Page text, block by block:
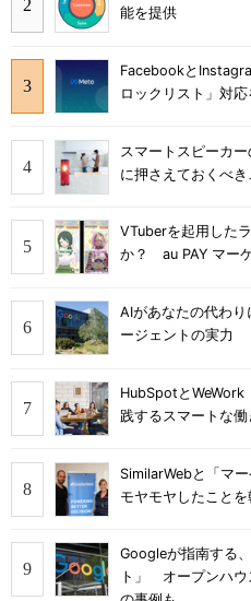
能を提供
Facebookと
ロックリスト」対
スマートスピーカ
に押さえておくべき
VTuberを起用した
か？ au PAY マー
AIがあなたの代わ
ージェントの実力
HubSpotと
践するスマートな働
SimilarWebと「マ
モヤモヤしたことを
Googleが指南する
ト」 オープンハウ